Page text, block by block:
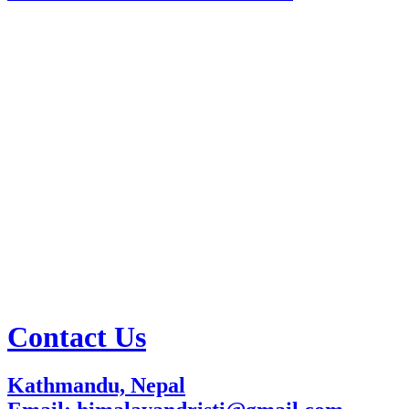
Contact Us
Kathmandu, Nepal